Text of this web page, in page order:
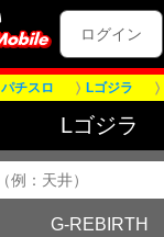
ログイン
パチスロ Lゴジラ
Lゴジラ
G-REBIRTH